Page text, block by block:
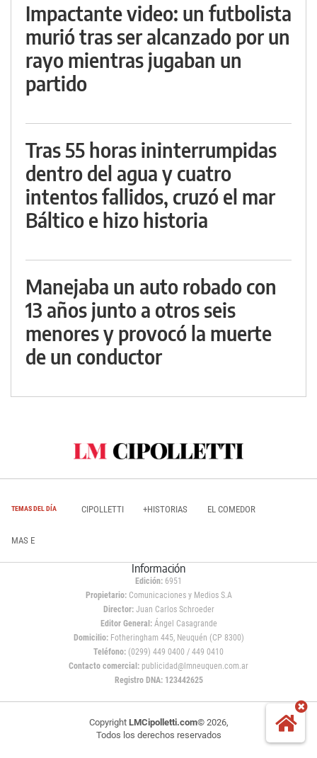
Impactante video: un futbolista
murió tras ser alcanzado por un
rayo mientras jugaban un
partido
Tras 55 horas ininterrumpidas
dentro del agua y cuatro
intentos fallidos, cruzó el mar
Báltico e hizo historia
Manejaba un auto robado con
13 años junto a otros seis
menores y provocó la muerte
de un conductor
TEMAS DEL DÍA CIPOLLETTI +HISTORIAS EL COMEDOR
MAS E
Información
Edición: 6951
Propietario:Comunicaciones y Medios S.A
Director: Juan Carlos Schroeder
Editor General:Ángel Casagrande
Domicilio:Fotheringham 445, Neuquén (CP 8300)
Teléfono: (0299) 449 0400 / 449 0410
Contacto comercial: publicidad@lmneuquen.com.ar
Registro DNA: 123442625
Copyright LMCipolletti.com© 2026,
Todos los derechos reservados